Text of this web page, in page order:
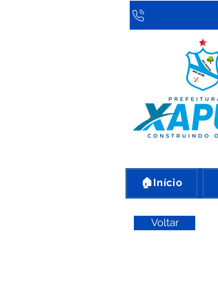
🏠Início
Voltar